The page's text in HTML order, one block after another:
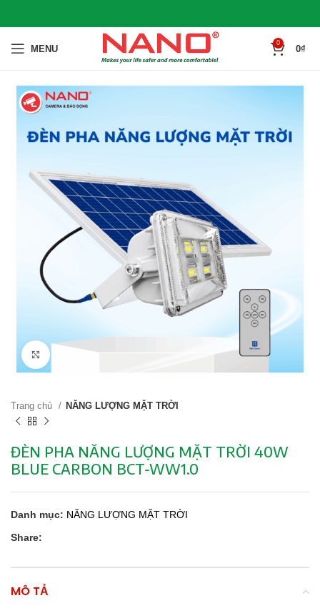
MENU
0
0₫
Click to enlarge
Trang chủ NĂNG LƯỢNG MẶT TRỜI
ĐÈN PHA NĂNG LƯỢNG MẶT TRỜI 40W
BLUE CARBON BCT-WW1.0
Danh mục: NĂNG LƯỢNG MẶT TRỜI
Share:
MÔ TẢ